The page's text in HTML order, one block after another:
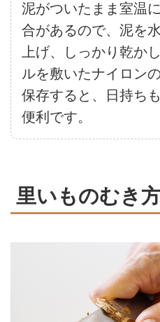
泥がついたまま室温
合があるので、泥を
上げ、しっかり乾か
ルを敷いたナイロン
保存すると、日持ち
便利です。
里いものむき